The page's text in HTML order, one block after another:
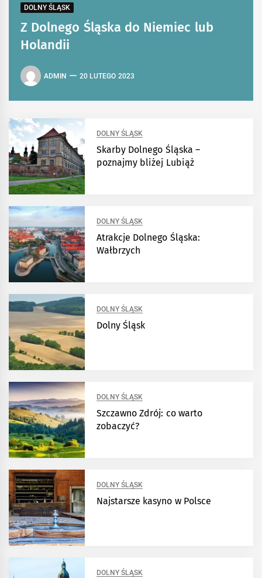
DOLNY ŚLĄSK
Z Dolnego Śląska do Niemiec lub
Holandii
ADMIN 20 LUTEGO 2023
DOLNY ŚLĄSK
Skarby Dolnego Śląska –
poznajmy bliżej Lubiąż
DOLNY ŚLĄSK
Atrakcje Dolnego Śląska:
Wałbrzych
DOLNY ŚLĄSK
Dolny Śląsk
DOLNY ŚLĄSK
Szczawno Zdrój: co warto
zobaczyć?
DOLNY ŚLĄSK
Najstarsze kasyno w Polsce
DOLNY ŚLĄSK